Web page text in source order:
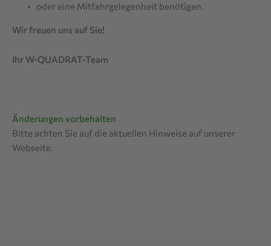
oder eine Mitfahrgelegenheit benötigen.
Wir freuen uns auf Sie!
Ihr W-QUADRAT-Team
Änderungen vorbehalten
Bitte achten Sie auf die aktuellen Hinweise auf unserer
Webseite.